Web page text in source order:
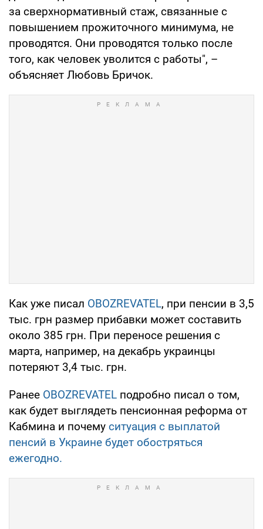
за сверхнормативный стаж, связанные с
повышением прожиточного минимума, не
проводятся. Они проводятся только после
того, как человек уволится с работы", –
объясняет Любовь Бричок.
Как уже писал OBOZREVATEL, при пенсии в 3,5
тыс. грн размер прибавки может составить
около 385 грн. При переносе решения с
марта, например, на декабрь украинцы
потеряют 3,4 тыс. грн.
Ранее OBOZREVATEL подробно писал о том,
как будет выглядеть пенсионная реформа от
Кабмина и почему ситуация с выплатой
пенсий в Украине будет обостряться
ежегодно.